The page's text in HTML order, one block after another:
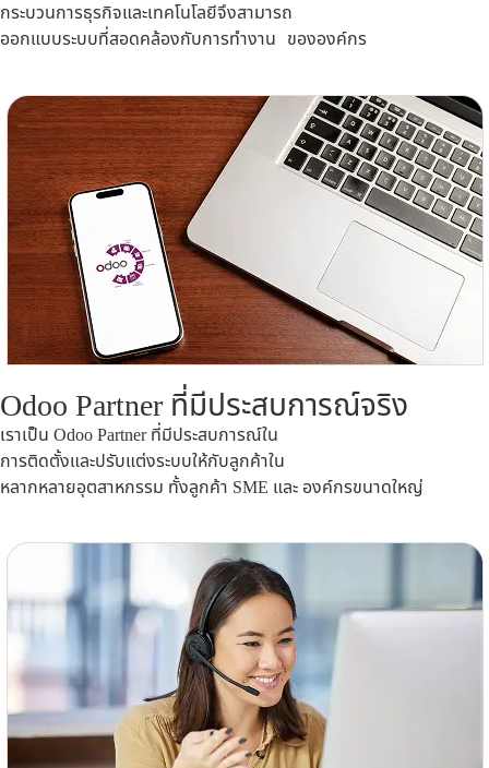
กระบวนการธุรกิจและเทคโนโลยีจึงสามารถ
ออกแบบระบบที่สอดคล้องกับการทำงาน ขององค์กร
Odoo Partner ที่มีประสบการณ์จริง
เราเป็น Odoo Partner ที่มีประสบการณ์ใน
การติดตั้งและปรับแต่งระบบให้กับลูกค้าใน
หลากหลายอุตสาหกรรม ทั้งลูกค้า SME และ องค์กรขนาดใหญ่